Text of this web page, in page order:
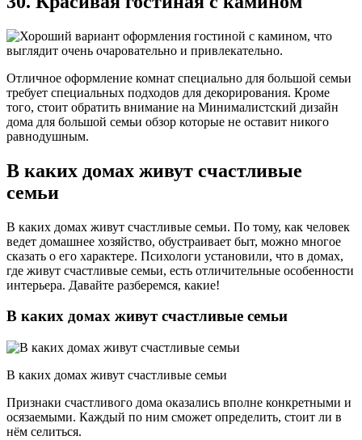
Отличное оформление комнат специально для большой семьи
требует специальных подходов для декорирования. Кроме
того, стоит обратить внимание на Минималистский дизайн
дома для большой семьи обзор которые не оставит никого
равнодушным.
В каких домах живут счастливые
семьи
В каких домах живут счастливые семьи. По тому, как человек
ведет домашнее хозяйство, обустраивает быт, можно многое
сказать о его характере. Психологи установили, что в домах,
где живут счастливые семьи, есть отличительные особенности
интерьера. Давайте разберемся, какие!
В каких домах живут счастливые семьи
В каких домах живут счастливые семьи
Признаки счастливого дома оказались вполне конкретными и
осязаемыми. Каждый по ним сможет определить, стоит ли в
нём селиться.